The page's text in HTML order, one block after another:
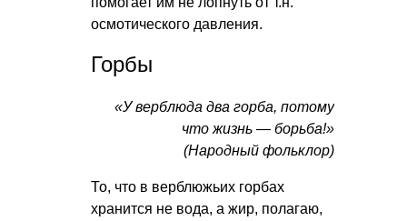
осмотического давления.
Горбы
«У верблюда два горба, потому
что жизнь — борьба!»
(Народный фольклор)
То, что в верблюжьих горбах
хранится не вода, а жир, полагаю,